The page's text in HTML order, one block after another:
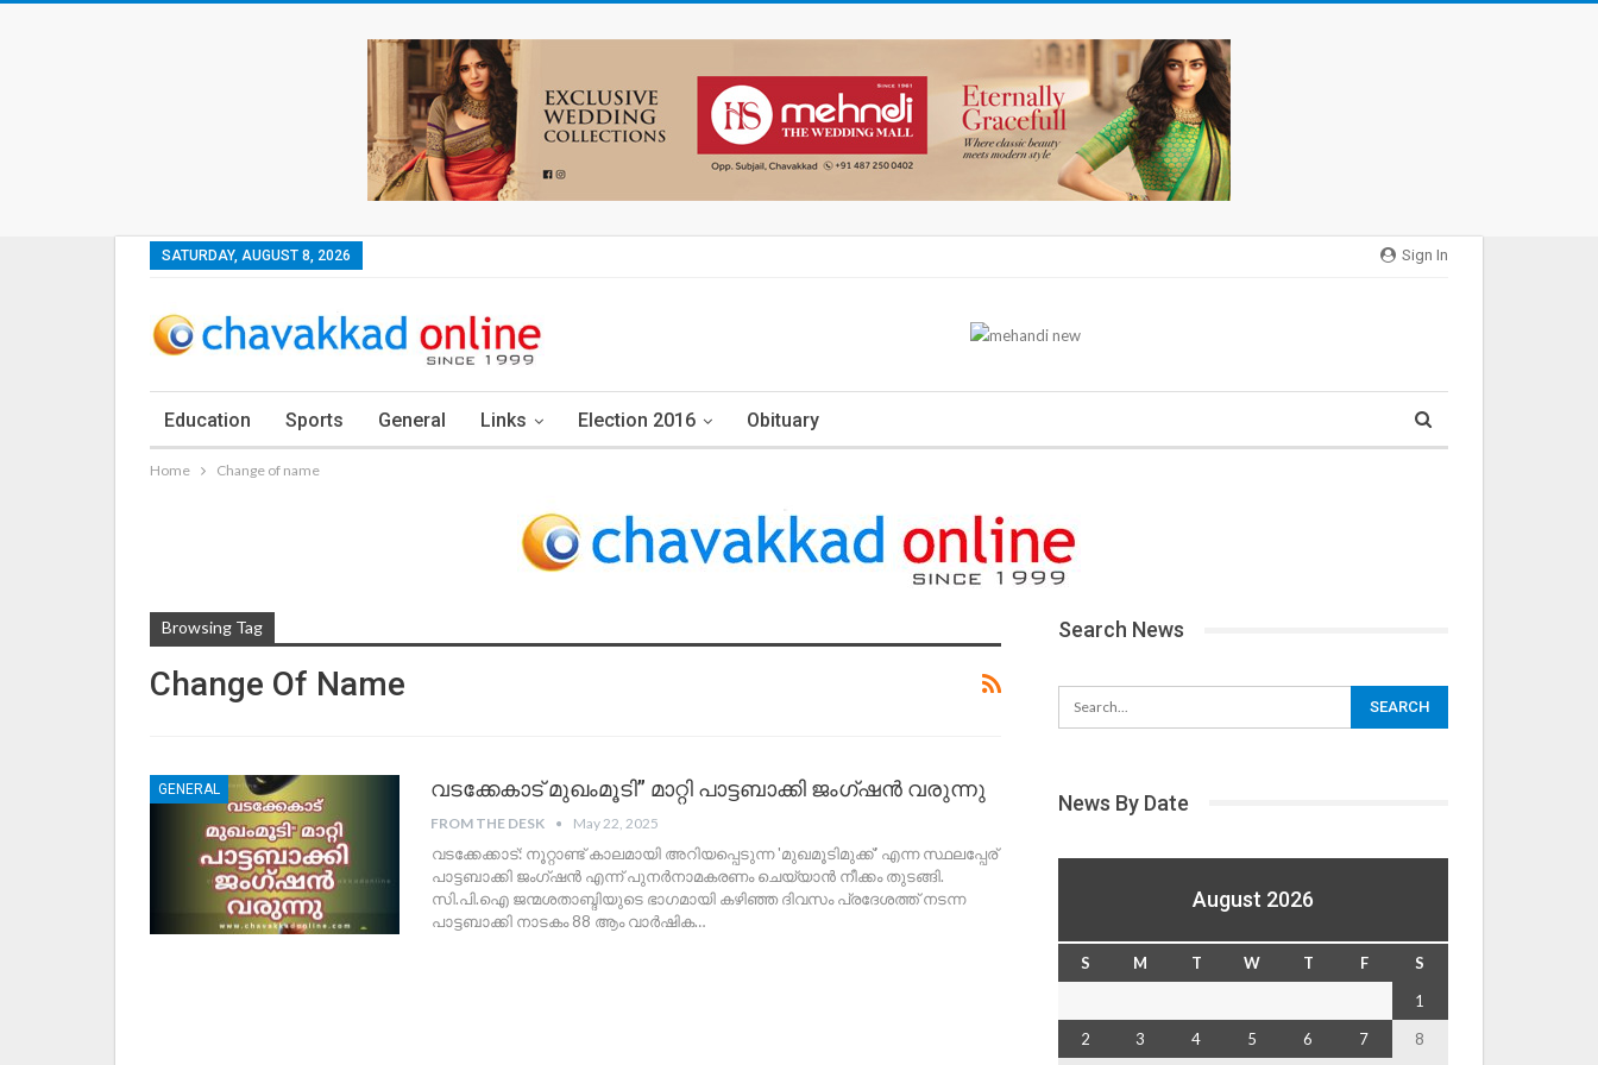
Sign In
SATURDAY, AUGUST 8, 2026
Education Sports General Links Election 2016 Obituary
Home Change of name
Browsing Tag
Change Of Name
GENERAL വടക്കേകാട് മുഖംമൂടി” മാറ്റി പാട്ടബാക്കി ജംഗ്ഷൻ വരുന്നു
FROM THE DESK May 22, 2025
വടക്കേക്കാട്: നൂറ്റാണ്ട് കാലമായി അറിയപ്പെടുന്ന 'മുഖമൂടിമുക്ക്' എന്ന സ്ഥലപ്പേര്
പാട്ടബാക്കി ജംഗ്ഷൻ എന്ന് പുനർനാമകരണം ചെയ്യാൻ നീക്കം തുടങ്ങി.
സി.പി.ഐ ജന്മശതാബ്ദിയുടെ ഭാഗമായി കഴിഞ്ഞ ദിവസം പ്രദേശത്ത് നടന്ന
പാട്ടബാക്കി നാടകം 88 ആം വാർഷിക…
Search News
News By Date
August 2026
S M T W T F
S
1
2
3 4 5 6 7 8